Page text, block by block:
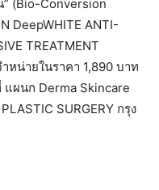
(Bio-Conversion
DeepWHITE ANTI-
TREATMENT
หน่ายในราคา 1,890 บาท
ผนก Derma Skincare
SURGERY กรุง